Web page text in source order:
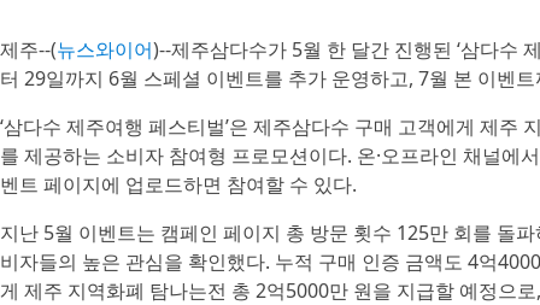
제주--(뉴스와이어)--제주삼다수가 5월 한 달간 진행된 ‘삼다수
터 29일까지 6월 스페셜 이벤트를 추가 운영하고, 7월 본 이벤
‘삼다수 제주여행 페스티벌’은 제주삼다수 구매 고객에게 제주
를 제공하는 소비자 참여형 프로모션이다. 온·오프라인 채널에
벤트 페이지에 업로드하면 참여할 수 있다.
지난 5월 이벤트는 캠페인 페이지 총 방문 횟수 125만 회를 돌
비자들의 높은 관심을 확인했다. 누적 구매 인증 금액도 4억
게 제주 지역화폐 탐나는전 총 2억5000만 원을 지급할 예정으